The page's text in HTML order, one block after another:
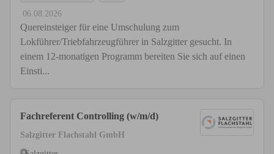
06.08.2026
Quereinsteiger für eine Umschulung zum
Lokführer/Triebfahrzeugführer in Salzgitter gesucht. In
einem 12-monatigen Programm bereiten Sie sich auf einen
Einsti...
Fachreferent Controlling (w/m/d)
Salzgitter Flachstahl GmbH